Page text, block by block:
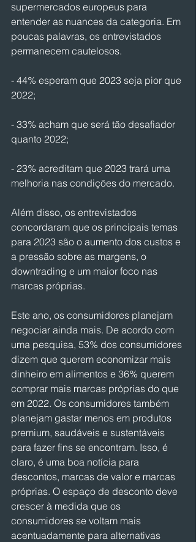
supermercados europeus para
entender as nuances da categoria. Em
poucas palavras, os entrevistados
permanecem cautelosos.
- 44% esperam que 2023 seja pior que
2022;
- 33% acham que será tão desafiador
quanto 2022;
- 23% acreditam que 2023 trará uma
melhoria nas condições do mercado.
Além disso, os entrevistados
concordaram que os principais temas
para 2023 são o aumento dos custos e
a pressão sobre as margens, o
downtrading e um maior foco nas
marcas próprias.
Este ano, os consumidores planejam
negociar ainda mais. De acordo com
uma pesquisa, 53% dos consumidores
dizem que querem economizar mais
dinheiro em alimentos e 36% querem
comprar mais marcas próprias do que
em 2022. Os consumidores também
planejam gastar menos em produtos
premium, saudáveis e sustentáveis
para fazer fins se encontram. Isso, é
claro, é uma boa notícia para
descontos, marcas de valor e marcas
próprias. O espaço de desconto deve
crescer à medida que os
consumidores se voltam mais
acentuadamente para alternativas